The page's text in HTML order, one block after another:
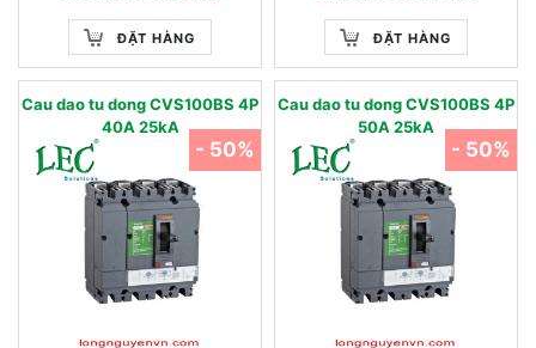
ĐẶT HÀNG ĐẶT HÀNG
Cau dao tu dong CVS100BS 4P
40A 25kA
- 50%
Cau dao tu dong CVS100BS 4P
50A 25kA
- 50%